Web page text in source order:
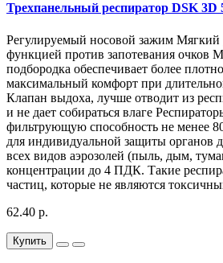
Трехпанельный респиратор DSK 3D
Регулируемый носовой зажим Мягкий
функцией против запотевания очков
подбородка обеспечивает более
максимальный комфорт при
Клапан выдоха, лучше отводит из
и не дает собираться влаге
фильтрующую способность не менее
для индивидуальной защиты органов
всех видов аэрозолей (пыль, дым,
концентрации до 4 ПДК. Такие
частиц, которые не являются
62.40 р.
Купить